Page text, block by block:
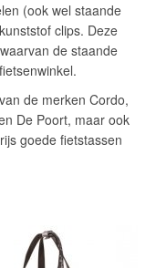
(ook wel staande
clips. Deze
de staande
de merken Cordo,
De Poort, maar ook
goede fietstassen